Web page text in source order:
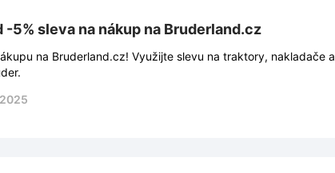
5% sleva na nákup na Bruderland.cz
na Bruderland.cz! Využijte slevu na traktory, nakladače a